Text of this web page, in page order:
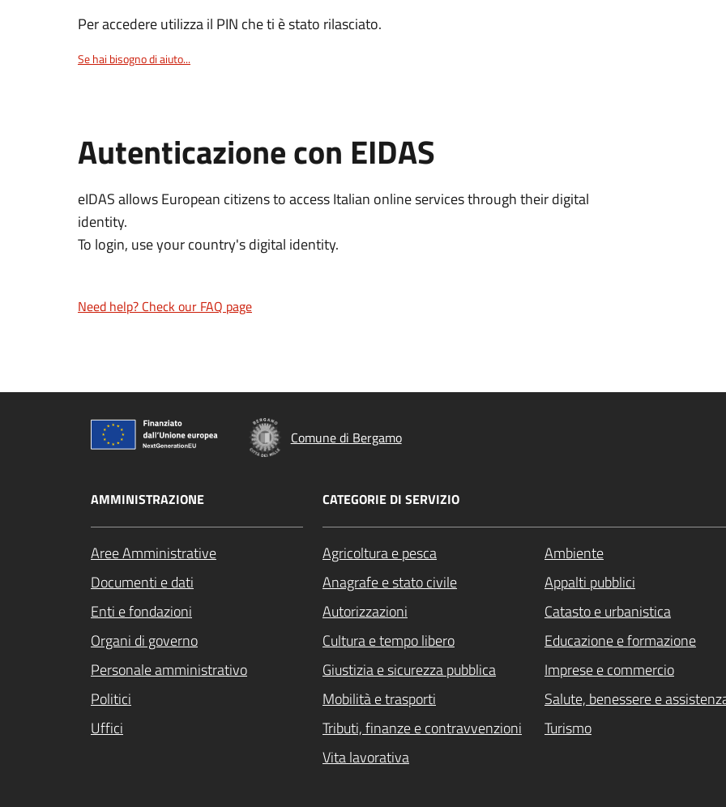
Per accedere utilizza il PIN che ti è stato rilasciato.
Se hai bisogno di aiuto...
Autenticazione con EIDAS
eIDAS allows European citizens to access Italian online services through their digital
identity.
To login, use your country's digital identity.
Need help? Check our FAQ page
Comune di Bergamo
AMMINISTRAZIONE
Aree Amministrative
Documenti e dati
Enti e fondazioni
Organi di governo
Personale amministrativo
Politici
Uffici
CATEGORIE DI SERVIZIO
Agricoltura e pesca
Ambiente
Anagrafe e stato civile
Appalti pubblici
Autorizzazioni
Catasto e urbanistica
Cultura e tempo libero
Educazione e formazione
Giustizia e sicurezza pubblica
Imprese e commercio
Mobilità e trasporti
Salute, benessere e
Tributi, finanze e contravvenzioni
Turismo
Vita lavorativa